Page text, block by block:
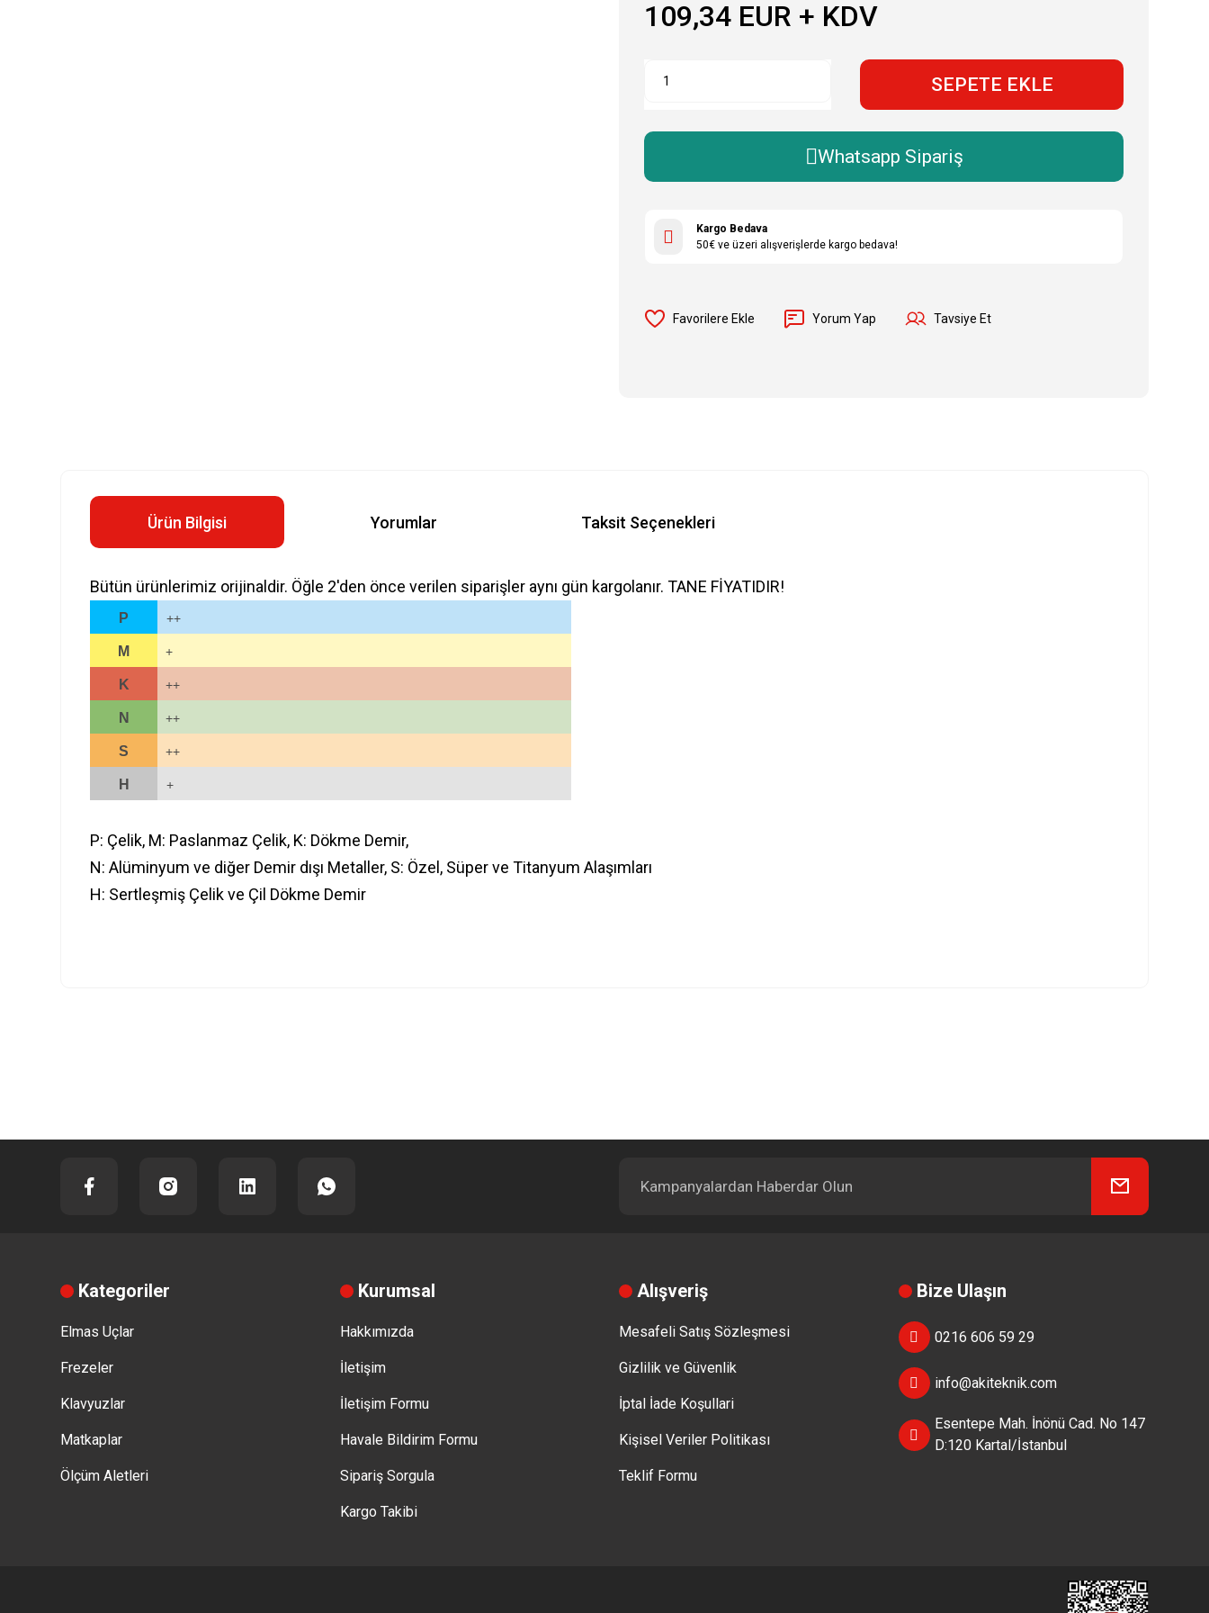
109,34 EUR + KDV
SEPETE EKLE
Whatsapp Sipariş
Kargo Bedava
50€ ve üzeri alışverişlerde kargo bedava!
Yorum Yap Tavsiye Et
Ürün Bilgisi Yorumlar Taksit Seçenekleri
Bütün ürünlerimiz orijinaldir. Öğle 2'den önce verilen siparişler aynı gün kargolanır. TANE FİYATIDIR!
P ++
M +
K ++
N ++
S ++
H +
P: Çelik, M: Paslanmaz Çelik, K: Dökme Demir,
N: Alüminyum ve diğer Demir dışı Metaller, S: Özel, Süper ve Titanyum Alaşımları
H: Sertleşmiş Çelik ve Çil Dökme Demir
Kategoriler
Elmas Uçlar
Frezeler
Klavyuzlar
Matkaplar
Ölçüm Aletleri
Kurumsal
Hakkımızda
İletişim
İletişim Formu
Havale Bildirim Formu
Sipariş Sorgula
Kargo Takibi
Alışveriş
Mesafeli Satış Sözleşmesi
Gizlilik ve Güvenlik
İptal İade Koşullari
Kişisel Veriler Politikası
Teklif Formu
Bize Ulaşın
0216 606 59 29
info@akiteknik.com
Esentepe Mah. İnönü Cad. No 147
D:120 Kartal/İstanbul